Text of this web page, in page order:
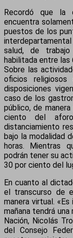
Recordó que la
encuentra
puestos de los
salud, de
habilitada entre las
Sobre las
oficios
disposiciones
caso de los
público, de
ciento del
distanciamiento
bajo la modalidad
horas. Mientras
podrán tener su
30 por ciento del
En cuanto al
el transcurso de
manera virtual.
mañana tendrá
Nación, Nicolás
del Consejo